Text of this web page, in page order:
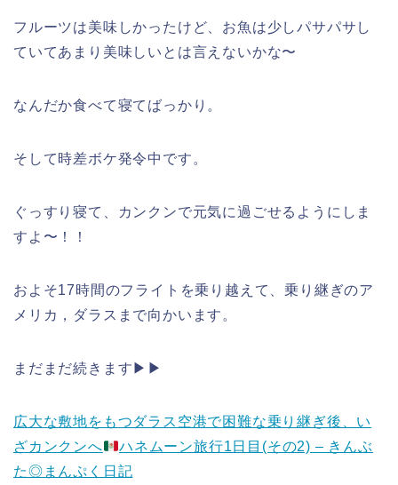
フルーツは美味しかったけど、お魚は少しパサパサし
ていてあまり美味しいとは言えないかな〜
なんだか食べて寝てばっかり。
そして時差ボケ発令中です。
ぐっすり寝て、カンクンで元気に過ごせるようにしま
すよ〜！！
およそ17時間のフライトを乗り越えて、乗り継ぎのア
メリカ，ダラスまで向かいます。
まだまだ続きます▶︎▶︎
広大な敷地をもつダラス空港で困難な乗り継ぎ後、い
ざカンクンへ
ハネムーン旅行1日目(その2) – きんぶ
た◎まんぷく日記